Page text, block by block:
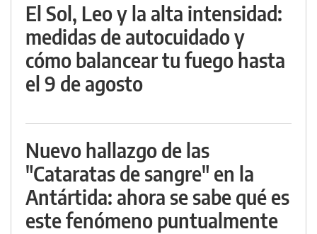
El Sol, Leo y la alta intensidad:
medidas de autocuidado y
cómo balancear tu fuego hasta
el 9 de agosto
Nuevo hallazgo de las
"Cataratas de sangre" en la
Antártida: ahora se sabe qué es
este fenómeno puntualmente